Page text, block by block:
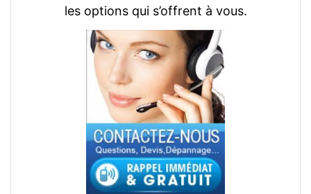
les options qui s’offrent à vous.